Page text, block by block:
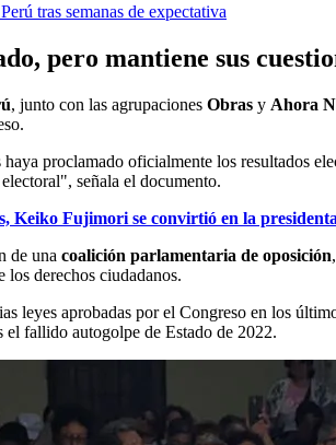
tras semanas de expectativa
pero mantiene sus
, junto con las agrupaciones Obras y Ahora
proclamado oficialmente los resultados
señala el documento.
Keiko Fujimori se convirtió en la
de una coalición parlamentaria de oposición
los derechos ciudadanos.
leyes aprobadas por el Congreso en los
el fallido autogolpe de Estado de 2022.